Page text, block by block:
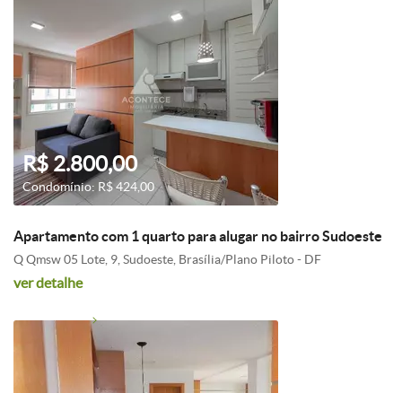
R$ 2.800,00
Condomínio: R$ 424,00
Apartamento com 1 quarto para alugar no bairro Sudoeste
Q Qmsw 05 Lote, 9, Sudoeste, Brasília/Plano Piloto - DF
ver detalhe